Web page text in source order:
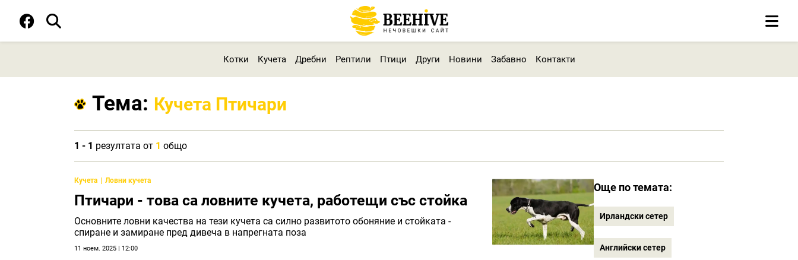
Котки Кучета Дребни Рептили Птици Други Новини Забавно Контакти
Тема: Кучета Птичари
1 - 1 резултата от 1 общо
Кучета Ловни кучета
Птичари - това са ловните кучета, работещи със стойка
Основните ловни качества на тези кучета са силно развитото обоняние и стойката -
спиране и замиране пред дивеча в напрегната поза
11 ноем. 2025 | 12:00
Още по темата:
Ирландски сетер
Английски сетер